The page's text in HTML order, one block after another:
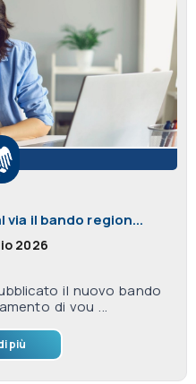
il bando region...
2026
il nuovo bando
di vou ...
più